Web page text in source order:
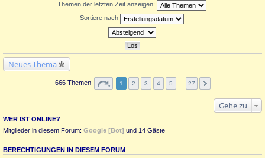
Themen der letzten Zeit anzeigen:
Sortiere nach
Neues Thema
666 Themen 1 2 3 4 5 27
Gehe zu
WER IST ONLINE?
Mitglieder in diesem Forum: Google [Bot] und 14 Gäste
BERECHTIGUNGEN IN DIESEM FORUM